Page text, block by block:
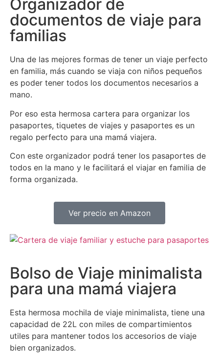
Organizador de
documentos de viaje para
familias
Una de las mejores formas de tener un viaje perfecto
en familia, más cuando se viaja con niños pequeños
es poder tener todos los documentos necesarios a
mano.
Por eso esta hermosa cartera para organizar los
pasaportes, tiquetes de viajes y pasaportes es un
regalo perfecto para una mamá viajera.
Con este organizador podrá tener los pasaportes de
todos en la mano y le facilitará el viajar en familia de
forma organizada.
Ver precio en Amazon
Bolso de Viaje minimalista
para una mamá viajera
Esta hermosa mochila de viaje minimalista, tiene una
capacidad de 22L con miles de compartimientos
utiles para mantener todos los accesorios de viaje
bien organizados.